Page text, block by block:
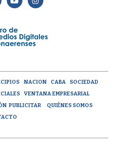
NACION CABA
SOCIEDAD
VENTANA EMPRESARIAL
PUBLICITAR
QUIÉNES SOMOS